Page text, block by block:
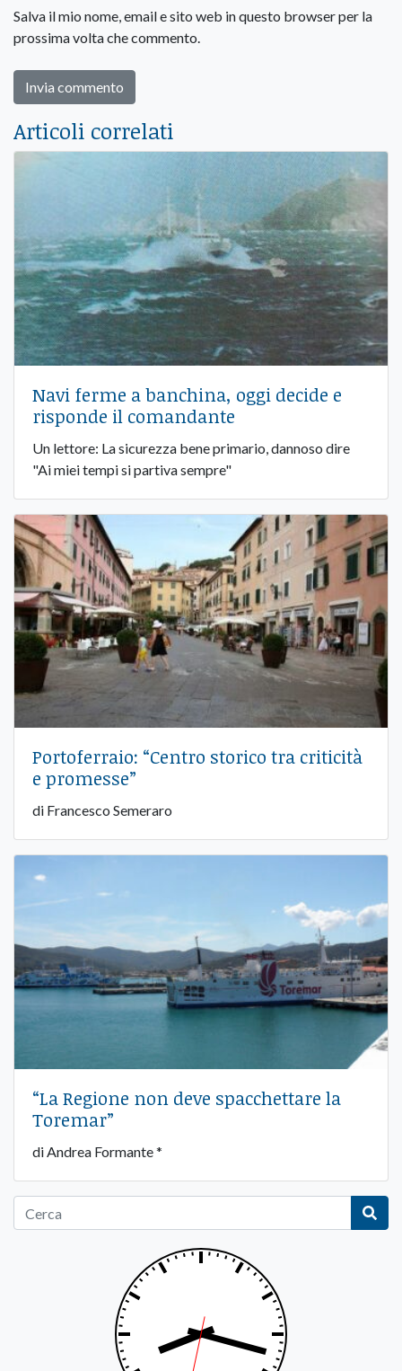
Salva il mio nome, email e sito web in questo browser per la
prossima volta che commento.
Articoli correlati
Navi ferme a banchina, oggi decide e
risponde il comandante
Un lettore: La sicurezza bene primario, dannoso dire
"Ai miei tempi si partiva sempre"
Portoferraio: “Centro storico tra criticità
e promesse”
di Francesco Semeraro
“La Regione non deve spacchettare la
Toremar”
di Andrea Formante *